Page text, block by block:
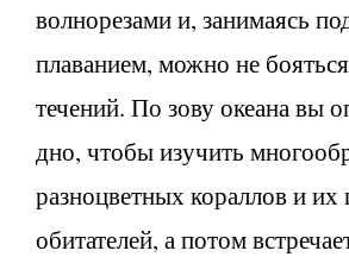
волнорезами и, занимаясь
плаванием, можно не
течений. По зову океана вы
дно, чтобы изучить
разноцветных кораллов и их
обитателей, а потом